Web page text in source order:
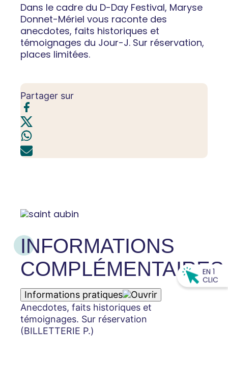
Dans le cadre du D-Day Festival, Maryse
Donnet-Mériel vous raconte des
anecdotes, faits historiques et
témoignages du Jour-J. Sur réservation,
places limitées.
Partager sur
INFORMATIONS
COMPLÉMENTAIRES
Informations pratiques
Anecdotes, faits historiques et
témoignages. Sur réservation
(BILLETTERIE P.)
EN 1
CLIC